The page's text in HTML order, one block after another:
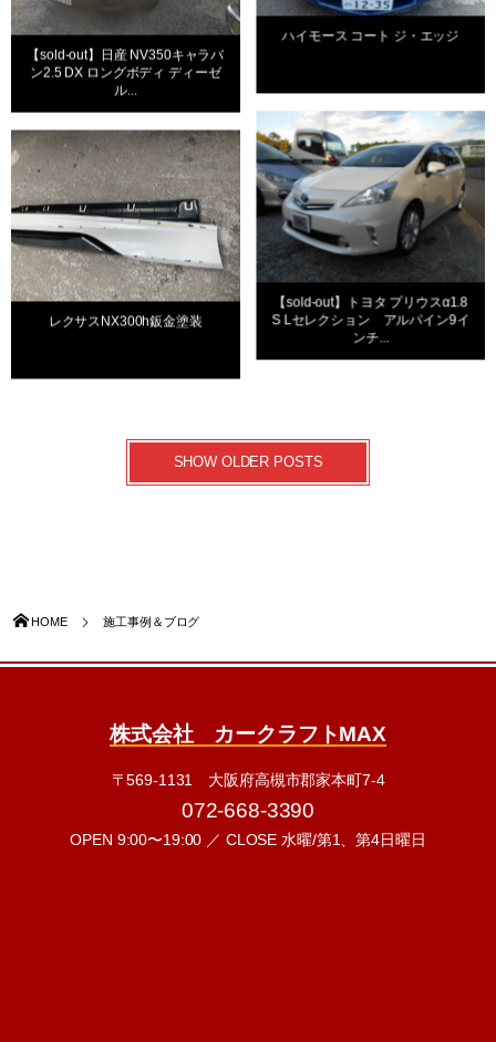
ハイモース コート ジ・エッジ
【sold-out】日産 NV350キャラバ
ン2.5 DX ロングボディ ディーゼ
ル...
【sold-out】トヨタ プリウスα1.8
S Lセレクション アルパイン9イ
ンチ...
レクサスNX300h鈑金塗装
SHOW OLDER POSTS
HOME 施工事例＆ブログ
株式会社 カークラフトMAX
〒569-1131 大阪府高槻市郡家本町7-4
072-668-3390
OPEN 9:00〜19:00 ／ CLOSE 水曜/第1、第4日曜日